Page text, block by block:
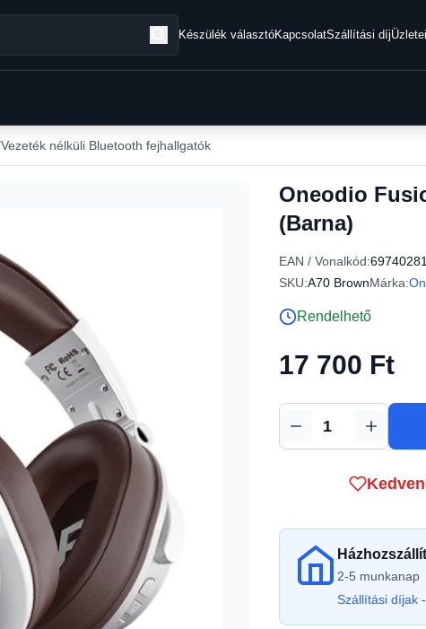
Készülék választóKapcsolatSzállítási díj
Vezeték nélküli Bluetooth fejhallgatók
Oneodio
(Barna)
EAN / Vonalkód:
SKU:A70 BrownMárka:
Rendelhető
17 700 Ft
Mennyiség
2-5 munkanap
Szállítási díjak